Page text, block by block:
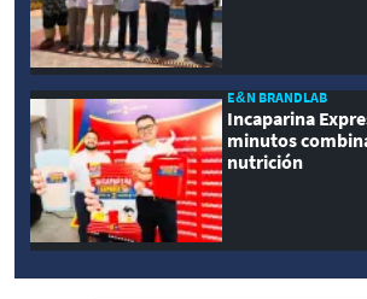
E&N BRANDLAB
Incaparina
minutos
nutrición